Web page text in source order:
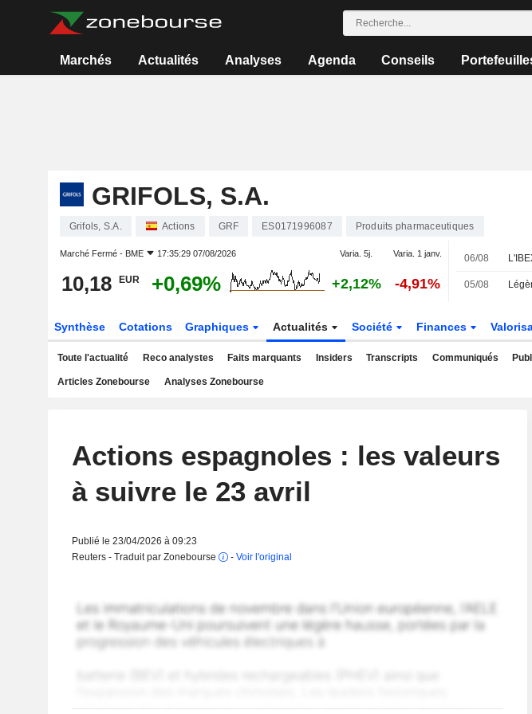
Marchés Actualités Analyses Agenda Conseils
GRIFOLS, S.A.
Grifols, S.A. Actions GRF ES0171996087 Produits pharmaceutiques
Marché Fermé - BME 17:35:29 07/08/2026 Varia. 5j. Varia. 1 janv.
10,18 EUR +0,69% +2,12% -4,91%
06/08
05/08
Synthèse Cotations Graphiques Actualités Société Finances
Toute l'actualité Reco analystes Faits marquants Insiders Transcripts Communiqués
Articles Zonebourse Analyses Zonebourse
Actions espagnoles : les valeurs
à suivre le 23 avril
Publié le 23/04/2026 à 09:23
Reuters - Traduit par Zonebourse
- Voir l'original